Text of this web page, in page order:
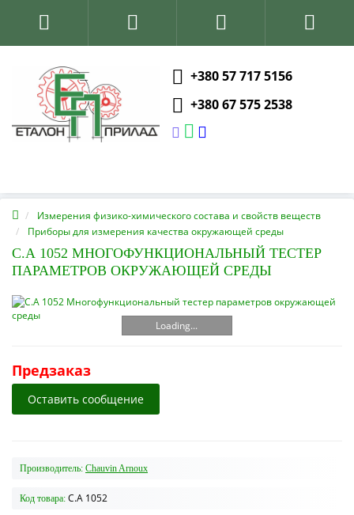
+380 57 717 5156
+380 67 575 2538
Измерения физико-химического состава и свойств веществ
Приборы для измерения качества окружающей среды
С.А 1052 МНОГОФУНКЦИОНАЛЬНЫЙ ТЕСТЕР
ПАРАМЕТРОВ ОКРУЖАЮЩЕЙ СРЕДЫ
Loading...
Предзаказ
Оставить сообщение
Производитель: Chauvin Arnoux
Код товара: C.A 1052